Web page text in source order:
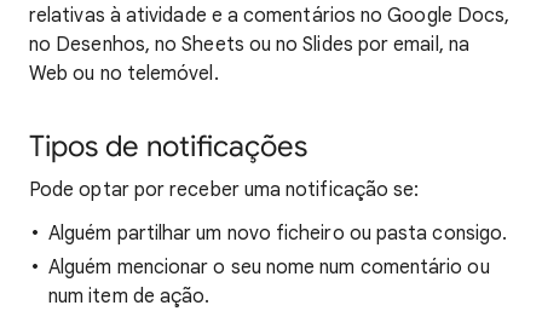
relativas à atividade e a comentários no Google Docs,
no Desenhos, no Sheets ou no Slides por email, na
Web ou no telemóvel.
Tipos de notificações
Pode optar por receber uma notificação se:
Alguém partilhar um novo ficheiro ou pasta consigo.
Alguém mencionar o seu nome num comentário ou
num item de ação.